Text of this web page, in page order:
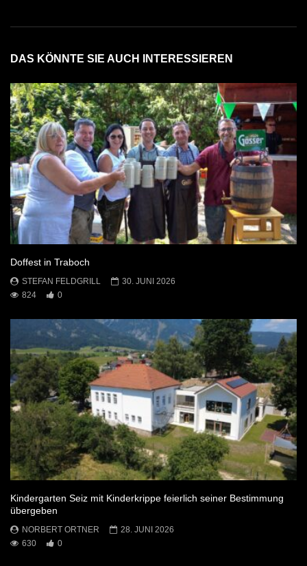
DAS KÖNNTE SIE AUCH INTERESSIEREN
Doffest in Traboch
STEFAN FELDGRILL
30. JUNI 2026
824
0
Kindergarten Seiz mit Kinderkrippe feierlich seiner Bestimmung
übergeben
NORBERT ORTNER
28. JUNI 2026
630
0